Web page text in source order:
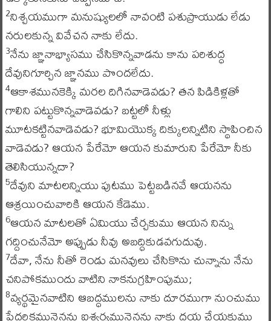
2నిశ్చయముగా మనుష్యులలో నావంటి పశుప్రాయుడు లేడు
నరులకున్న వివేచన నాకు లేదు.
3నేను జ్ఞానాభ్యాసము చేసికొన్నవాడను కాను పరిశుద్ధ
దేవునిగూర్చిన జ్ఞానము పొందలేదు.
4ఆకాశమునకెక్కి మరల దిగినవాడెవడు? తన పిడికిళ్లతో
గాలిని పట్టుకొన్నవాడెవడు? బట్టలో నీళ్లు
మూటకట్టినవాడెవడు? భూమియొక్క దిక్కులన్నిటిని స్థాపించిన
వాడెవడు? ఆయన పేరేమో ఆయన కుమారుని పేరేమో నీకు
తెలిసియున్నదా?
5దేవుని మాటలన్నియు పుటము పెట్టబడినవే ఆయనను
ఆశ్రయించువారికి ఆయన కేడెము.
6ఆయన మాటలతో ఏమియు చేర్చకుము ఆయన నిన్ను
గద్దించునేమో అప్పుడు నీవు అబద్ధికుడవగుదువు.
7దేవా, నేను నీతో రెండు మనవులు చేసికొను చున్నాను నేను
చనిపోకముందు వాటిని నాకనుగ్రహింపుము;
8వ్యర్థమైనవాటిని ఆబద్ధములను నాకు దూరముగా నుంచుము
పేదరికమునైనను ఐశ్వర్యమునైనను నాకు దయ చేయకుము